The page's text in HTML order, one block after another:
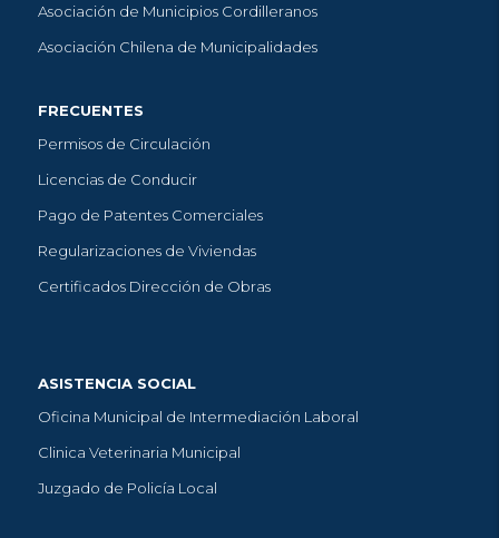
Asociación de Municipios Cordilleranos
Asociación Chilena de Municipalidades
FRECUENTES
Permisos de Circulación
Licencias de Conducir
Pago de Patentes Comerciales
Regularizaciones de Viviendas
Certificados Dirección de Obras
ASISTENCIA SOCIAL
Oficina Municipal de Intermediación Laboral
Clinica Veterinaria Municipal
Juzgado de Policía Local